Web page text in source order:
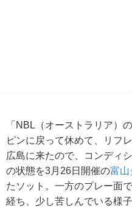
「NBL（オーストラリア）
ピンに戻って休めて、リフ
広島に来たので、コンディ
の状態を3月26日開催の富山
たソット。一方のプレー面
経ち、少し苦しんでいる様子